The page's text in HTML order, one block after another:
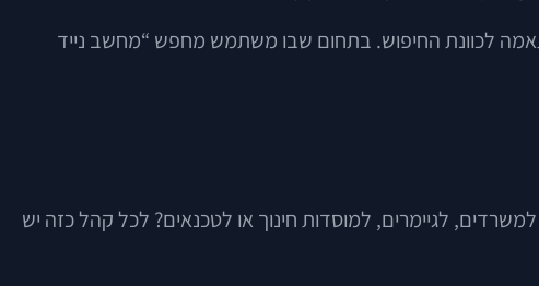
לכוונת החיפוש. בתחום שבו משתמש מחפש “מחשב נייד
לגיימרים, למוסדות חינוך או לטכנאים? לכל קהל כזה יש